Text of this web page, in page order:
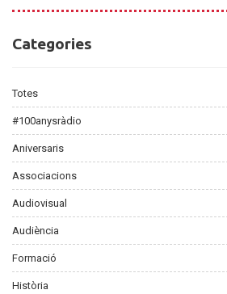
Categories
Categories
Totes
#100anysràdio
Aniversaris
Associacions
Audiovisual
Audiència
Formació
Història